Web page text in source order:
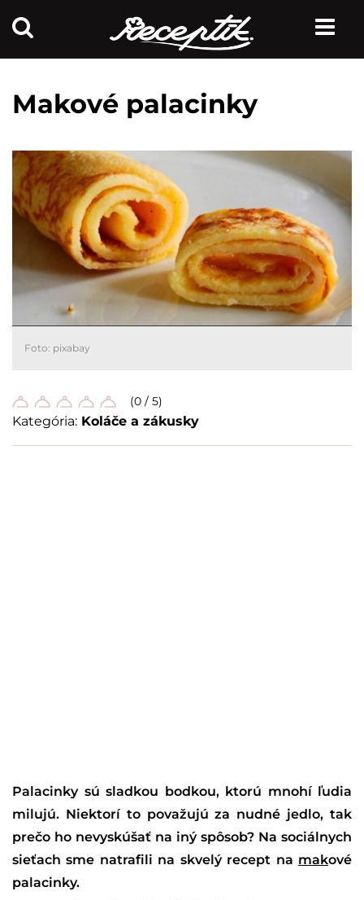
Makové palacinky
Foto: pixabay
(0 / 5)
Kategória: Koláče a zákusky
Palacinky sú sladkou bodkou, ktorú mnohí ľudia
milujú. Niektorí to považujú za nudné jedlo, tak
prečo ho nevyskúšať na iný spôsob? Na sociálnych
sieťach sme natrafili na skvelý recept na makové
palacinky.